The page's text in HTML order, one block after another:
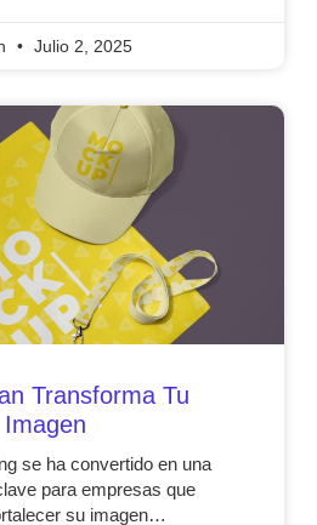
Julio 2, 2025
Transforma Tu
Imagen
se ha convertido en una
para empresas que
su imagen…